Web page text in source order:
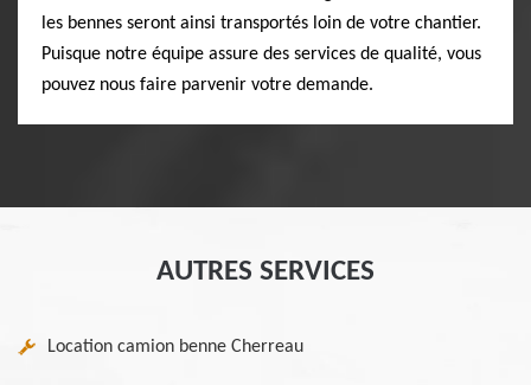
les bennes seront ainsi transportés loin de votre chantier.
Puisque notre équipe assure des services de qualité, vous
pouvez nous faire parvenir votre demande.
AUTRES SERVICES
Location camion benne Cherreau